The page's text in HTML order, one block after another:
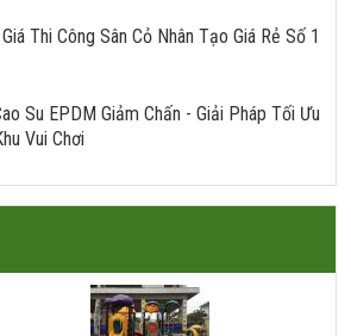
Thi Công Sân Cỏ Nhân Tạo Giá Rẻ Số 1
Su EPDM Giảm Chấn - Giải Pháp Tối Ưu
Vui Chơi